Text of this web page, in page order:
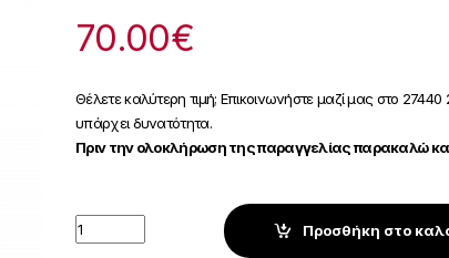
70.00€
Θέλετε καλύτερη τιμή; Επικοινωνήστε μαζί μας στο
υπάρχει δυνατότητα.
Πριν την ολοκλήρωση της παραγγελίας παρακαλώ
Quantity Προσθήκη στο